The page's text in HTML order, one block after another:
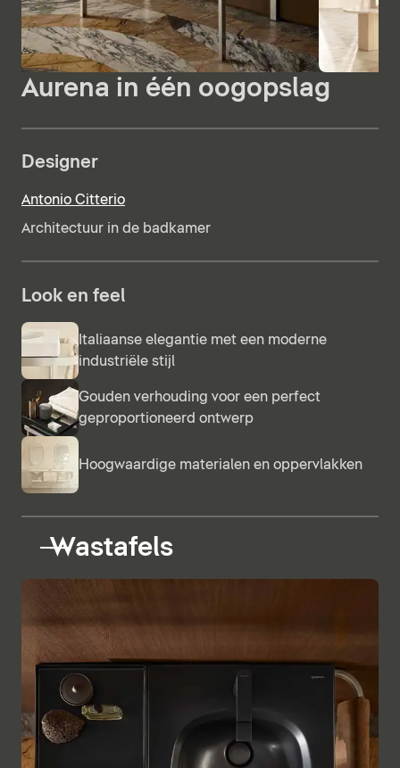
Aurena in één oogopslag
Designer
Antonio Citterio
Architectuur in de badkamer
Look en feel
Italiaanse elegantie met een moderne
industriële stijl
Gouden verhouding voor een perfect
geproportioneerd ontwerp
Hoogwaardige materialen en oppervlakken
Wastafels